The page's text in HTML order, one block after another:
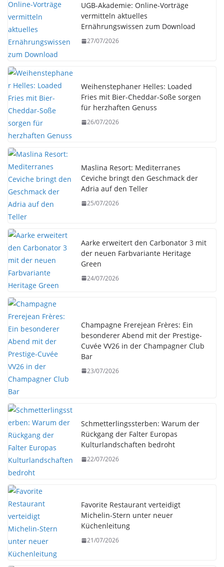
UGB-Akademie: Online-Vorträge
vermitteln aktuelles
Ernährungswissen zum Download
27/07/2026
Weihenstephaner Helles: Loaded
Fries mit Bier-Cheddar-Soße sorgen
für herzhaften Genuss
26/07/2026
Maslina Resort: Mediterranes
Ceviche bringt den Geschmack der
Adria auf den Teller
25/07/2026
Aarke erweitert den Carbonator 3 mit
der neuen Farbvariante Heritage
Green
24/07/2026
Champagne Frerejean Frères: Ein
besonderer Abend mit der Prestige-
Cuvée VV26 in der Champagner Club
Bar
23/07/2026
Schmetterlingssterben: Warum der
Rückgang der Falter Europas
Kulturlandschaften bedroht
22/07/2026
Favorite Restaurant verteidigt
Michelin-Stern unter neuer
Küchenleitung
21/07/2026